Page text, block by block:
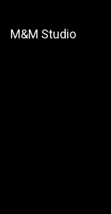
M&M Studio